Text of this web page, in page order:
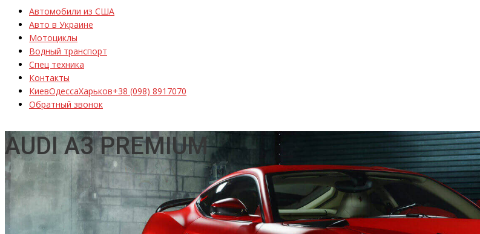
Автомобили из США
Авто в Украине
Мотоциклы
Водный транспорт
Спец техника
Контакты
КиевОдессаХарьков+38 (098) 8917070
Обратный звонок
AUDI A3 PREMIUM